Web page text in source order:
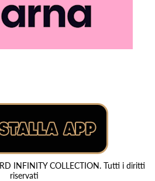
INFINITY COLLECTION. Tutti i diritti
riservati